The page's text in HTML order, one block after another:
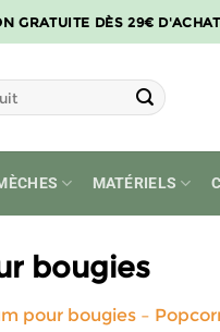
GRATUITE DÈS 29€
MATÉRIELS
bougies
pour bougies –